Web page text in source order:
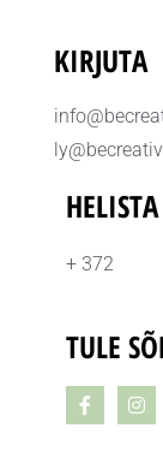
KIRJUTA
HELISTA
+ 372
TULE